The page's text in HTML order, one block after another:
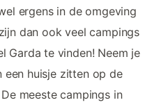
ergens in de omgeving
dan ook veel campings
Garda te vinden! Neem je
een huisje zitten op de
meeste campings in